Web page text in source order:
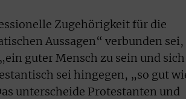
Zugehörigkeit für die
Aussagen“ verbunden sei,
guter Mensch zu sein und sich
sei hingegen, „so gut
unterscheide Protestanten und